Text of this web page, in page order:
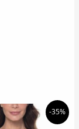
-35%